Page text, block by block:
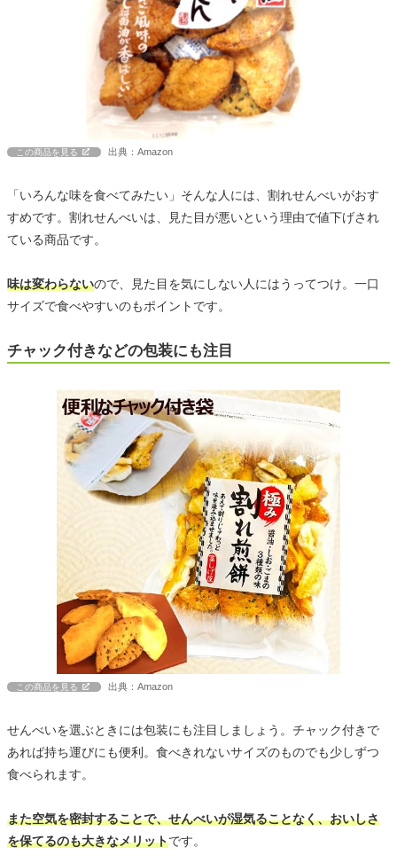
この商品を見る 出典：Amazon
「いろんな味を食べてみたい」そんな人には、割れせんべいがおす
すめです。割れせんべいは、見た目が悪いという理由で値下げされ
ている商品です。
味は変わらないので、見た目を気にしない人にはうってつけ。一口
サイズで食べやすいのもポイントです。
チャック付きなどの包装にも注目
この商品を見る 出典：Amazon
せんべいを選ぶときには包装にも注目しましょう。チャック付きで
あれば持ち運びにも便利。食べきれないサイズのものでも少しずつ
食べられます。
また空気を密封することで、せんべいが湿気ることなく、おいしさ
を保てるのも大きなメリットです。